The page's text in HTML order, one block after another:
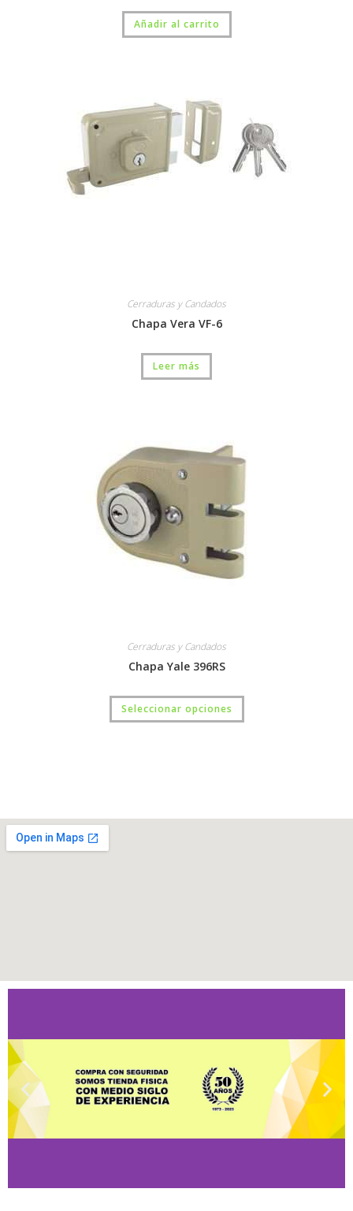
Añadir al carrito
Cerraduras y Candados
Chapa Vera VF-6
Leer más
Cerraduras y Candados
Chapa Yale 396RS
Seleccionar opciones